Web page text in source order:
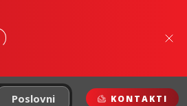
Poslovni KONTAKTI